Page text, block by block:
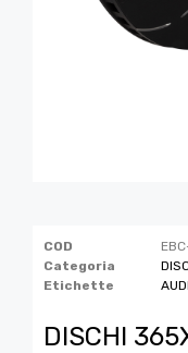
COD
Categoria
Etichette
AUDI
DISCHI